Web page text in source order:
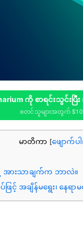
ကို စာရင်းသွင်းပ
စတင်သူများအတွက်
မာတိကာ [ဖျောက်ပါ
အားသာချက်က ဘာလဲ။
ြင့် အချိန်မရွေး၊ နေရ